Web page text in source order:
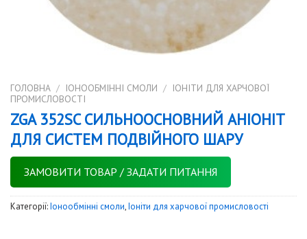
ГОЛОВНА / IОНООБМІННІ СМОЛИ / ІОНІТИ ДЛЯ ХАРЧОВОЇ
ПРОМИСЛОВОСТІ
ZGA 352SC СИЛЬНООСНОВНИЙ АНІОНІТ
ДЛЯ СИСТЕМ ПОДВІЙНОГО ШАРУ
ЗАМОВИТИ ТОВАР / ЗАДАТИ ПИТАННЯ
Категорії:Iонообмінні смоли,Іоніти для харчової промисловості